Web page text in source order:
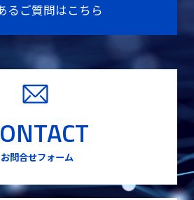
るご質問はこちら
お問合せフォーム